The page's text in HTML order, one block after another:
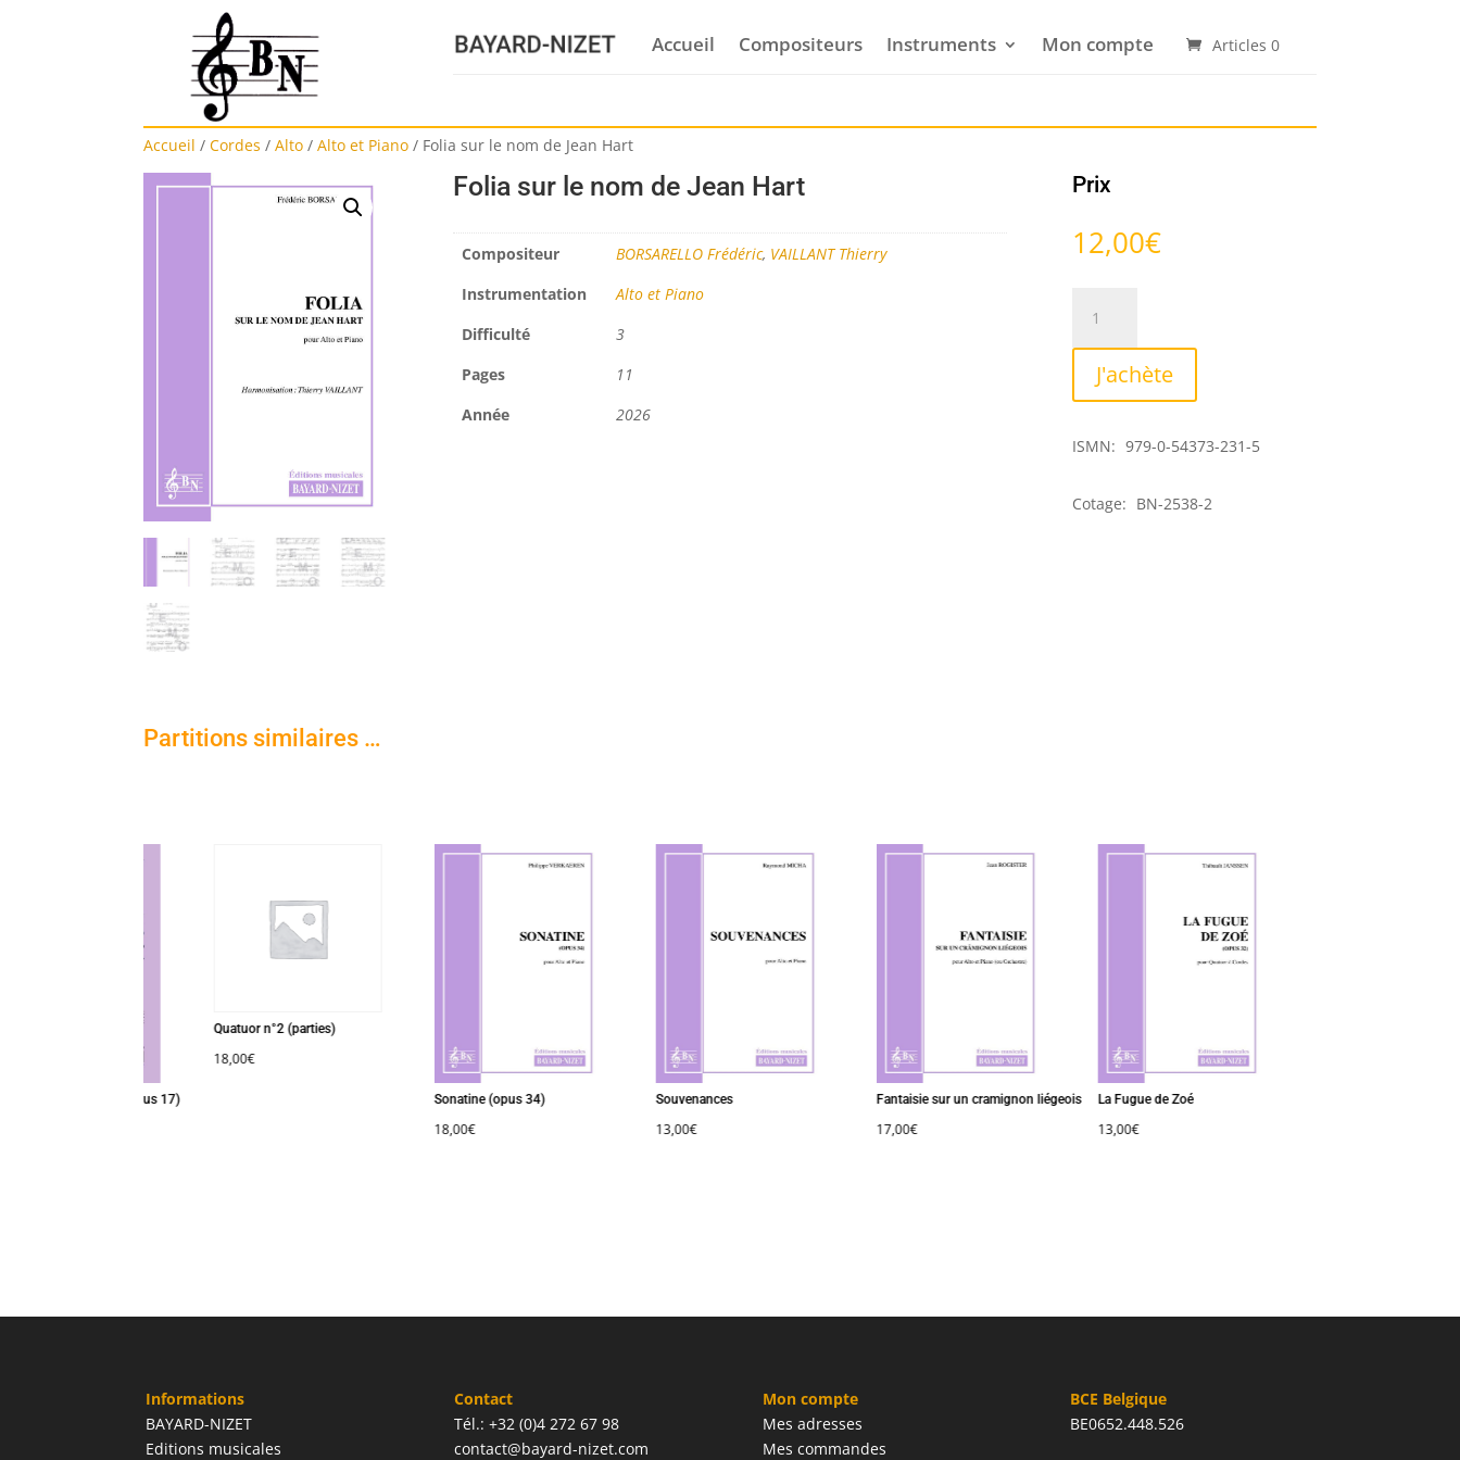
Accueil Compositeurs Instruments Mon compte Articles 0
Accueil / Cordes / Alto / Alto et Piano / Folia sur le nom de Jean Hart
Folia sur le nom de Jean Hart
Compositeur BORSARELLO Frédéric, VAILLANT Thierry
Instrumentation
Alto et Piano
Difficulté
3
Pages
11
Année
2026
Prix
12,00€
Folia
le
de
Hart
J'achète
ISMN: 979-0-54373-231-5
Cotage: BN-2538-2
Partitions similaires …
et allegro (opus 17)
Quatuor n°2 (parties)
18,00€
Sonatine (opus 34)
18,00€
Souvenances
13,00€
Fantaisie sur un cramignon liégeois
17,00€
La Fugue de Zoé
13,00€
Informations
BAYARD-NIZET
Editions musicales
Contact
Tél.: +32 (0)4 272 67 98
contact@bayard-nizet.com
Mon compte
Mes adresses
Mes commandes
BCE Belgique
BE0652.448.526